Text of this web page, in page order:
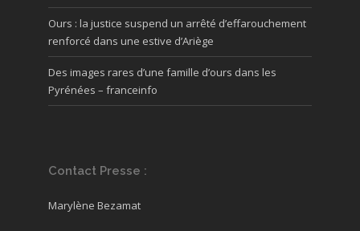
Ours : la justice suspend un arrêté d’effarouchement
renforcé dans une estive d’Ariège
Des images rares d’une famille d’ours dans les
Pyrénées – franceinfo
Contact Presse :
Marylène Bezamat